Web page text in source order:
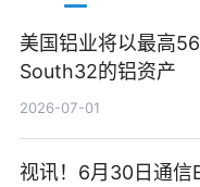
美国铝业将以最高
South32的铝资产
2026-07-01
视讯！6月30日通信